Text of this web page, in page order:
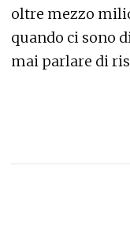
oltre mezzo
quando ci sono
mai parlare di